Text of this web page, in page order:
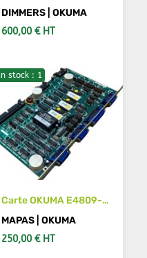
S3A
DIMMERS | OKUMA
600,00 € HT
AÑADIR AL CARRITO
stock : 1
Carte OKUMA E4809-
045-040-A
MAPAS | OKUMA
250,00 € HT